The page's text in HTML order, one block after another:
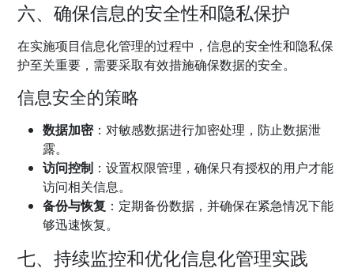
六、确保信息的安全性和隐私保护
在实施项目信息化管理的过程中，信息的安全性和隐私保
护至关重要，需要采取有效措施确保数据的安全。
信息安全的策略
数据加密：对敏感数据进行加密处理，防止数据泄
露。
访问控制 ：设置权限管理，确保只有授权的用户才能
访问相关信息。
备份与恢复 ：定期备份数据，并确保在紧急情况下能
够迅速恢复。
七、持续监控和优化信息化管理实践